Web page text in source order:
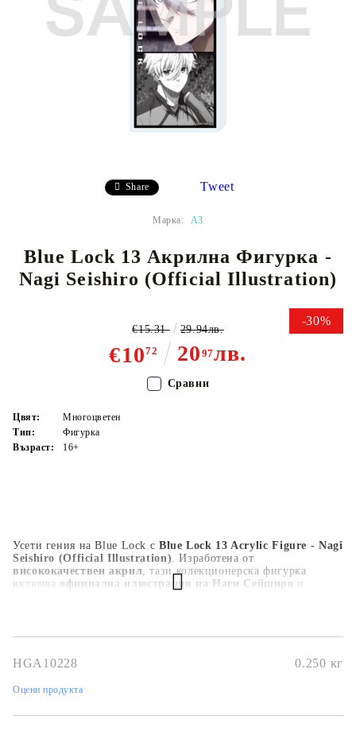
Share Tweet
Марка: A3
Blue Lock 13 Акрилна Фигурка -
Nagi Seishiro (Official Illustration)
-30%
€1072 20 97лв.
€15.31 29.94лв.
Усети гения на Blue Lock сBlue Lock 13 Acrylic Figure - Nagi
Seishiro (Official Illustration) . Изработена от
висококачествен акрил , тази колекционерска фигурка
включва официална илюстрация на Наги Сейширо и
на Blue Lock, спортни анимета и колекционери.
Цвят:
Многоцветен
Тип:
Фигурка
Възраст:
16+
HGA10228 0.250 кг
Оцени продукта
Сравни